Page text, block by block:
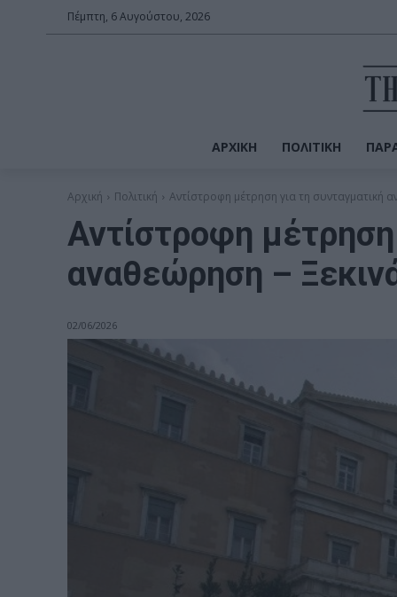
Πέμπτη, 6 Αυγούστου, 2026
ΑΡΧΙΚΉ ΠΟΛΙΤΙΚΉ
Αρχική Πολιτική Αντίστροφη μέτρηση για τη συνταγματική
Αντίστροφη μέτρηση
αναθεώρηση –
02/06/2026